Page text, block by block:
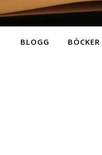
BLOGG BÖCKER